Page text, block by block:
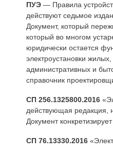
ПУЭ — Правила
действуют седьмое
Документ, который
который во многом
юридически остается
электроустановки
административных и
справочник
СП 256.1325800.2016
действующая редакция,
Документ
СП 76.13330.2016